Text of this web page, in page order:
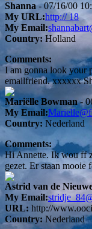
Shanna- 07/16/00
My URL:http:// 18
My Email:
Country: Holland
Comments:
I am gonna look your
emailfriend. xxxxxx
Mariëlle Bowman-
My Email:
Country: Nederland
Comments:
Hi Annette. Ik wou ff
gezet. Er staan
Astrid van de
My Email:
URL: http://
Country:Nederland